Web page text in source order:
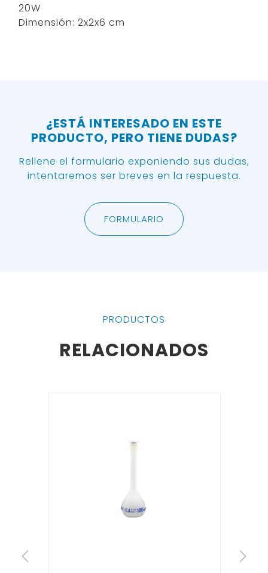
20W
Dimensión: 2x2x6 cm
¿ESTÁ INTERESADO EN ESTE
PRODUCTO, PERO TIENE DUDAS?
Rellene el formulario exponiendo sus dudas,
intentaremos ser breves en la respuesta.
FORMULARIO
PRODUCTOS
RELACIONADOS